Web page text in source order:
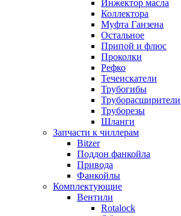
Инжектор масла
Коллектора
Муфта Ганзена
Остальное
Припой и флюс
Проколки
Рефко
Течеискатели
Трубогибы
Труборасширители
Труборезы
Шланги
Запчасти к чиллерам
Bitzer
Поддон фанкойла
Привода
Фанкойлы
Комплектующие
Вентили
Rotalock